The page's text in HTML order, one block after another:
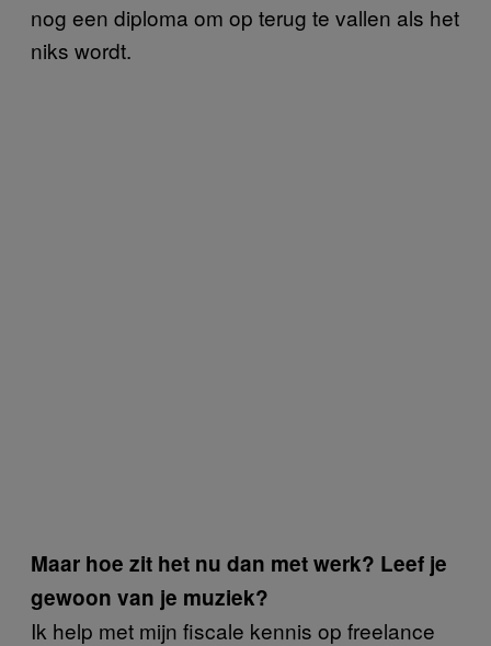
nog een diploma om op terug te vallen als het
niks wordt.
Maar hoe zit het nu dan met werk? Leef je
gewoon van je muziek?
Ik help met mijn fiscale kennis op freelance